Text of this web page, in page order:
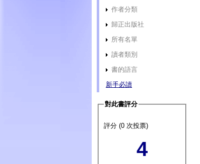
作者分類
歸正出版社
所有名單
讀者類別
書的語言
新手必讀
對此書評分
評分 (0 次投票)
4